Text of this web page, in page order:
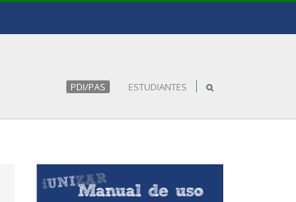
PDI/PAS ESTUDIANTES